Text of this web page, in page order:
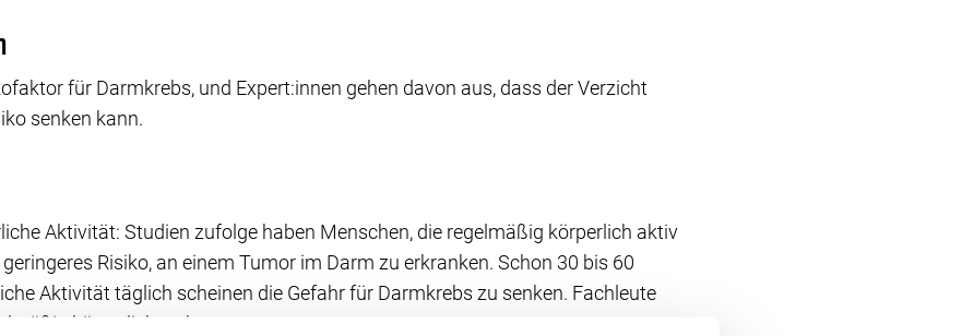
für Darmkrebs, und Expert:innen gehen davon aus, dass der Verzicht
senken kann.
Aktivität: Studien zufolge haben Menschen, die regelmäßig körperlich aktiv
Risiko, an einem Tumor im Darm zu erkranken. Schon 30 bis 60
Aktivität täglich scheinen die Gefahr für Darmkrebs zu senken. Fachleute
körperlich zu bewegen.